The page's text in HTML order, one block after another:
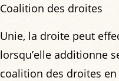
Coalition des droites
Unie, la droite peut
lorsqu’elle additionne
coalition des droites